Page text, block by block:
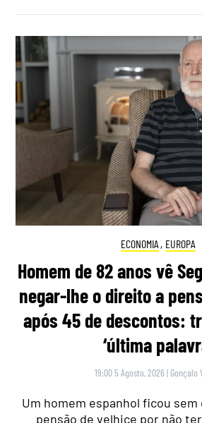
ECONOMIA , EUROPA
Homem de 82 anos vê
negar-lhe o direito a
após 45 de descontos:
‘última
19:00 5 Agosto, 2026 | Gonçalo
Um homem espanhol ficou
pensão de velhice por não